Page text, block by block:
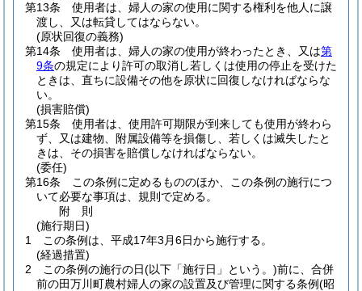
第13条
使用者は、婦人の家の使用に関する権利を他人に譲
渡し、又は転貸してはならない。
(原状回復の義務)
第14条
使用者は、婦人の家の使用が終わったとき、又は第
9条の規定により許可の取消し若しくは使用の停止を受けた
ときは、直ちに設備その他を原状に回復しなければならな
い。
(損害賠償)
第15条
使用者は、使用許可期限が到来しても使用が終わら
ず、又は建物、附属設備等を損傷し、若しくは滅失したと
きは、その損害を賠償しなければならない。
(委任)
第16条
この条例に定めるもののほか、この条例の施行につ
いて必要な事項は、規則で定める。
附 則
(施行期日)
1
この条例は、平成17年3月6日から施行する。
(経過措置)
2
この条例の施行の日(以下「施行日」という。)前に、合併
前の田万川町農村婦人の家の設置及び管理に関する条例(昭